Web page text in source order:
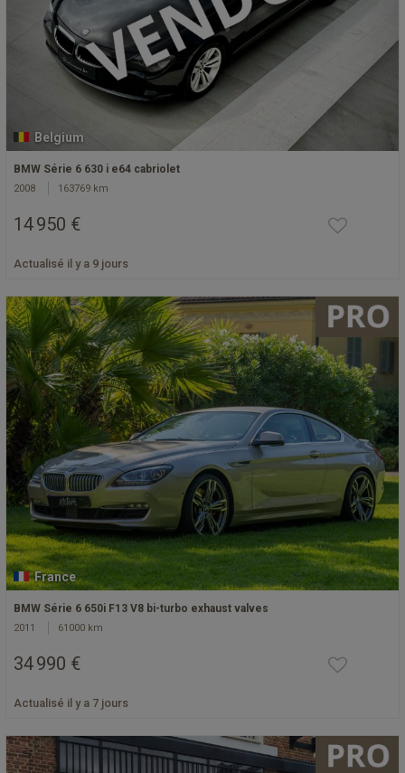
Belgium
BMW Série 6 630 i e64 cabriolet
2008 163769 km
14 950 €
Actualisé il y a 9 jours
France
BMW Série 6 650i F13 V8 bi-turbo exhaust valves
2011 61000 km
34 990 €
Actualisé il y a 7 jours